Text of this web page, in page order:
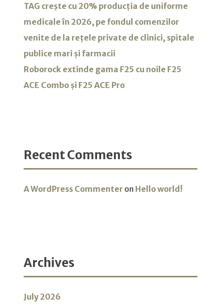
TAG crește cu 20% producția de uniforme
medicale în 2026, pe fondul comenzilor
venite de la rețele private de clinici, spitale
publice mari și farmacii
Roborock extinde gama F25 cu noile F25
ACE Combo și F25 ACE Pro
Recent Comments
A WordPress Commenter on Hello world!
Archives
July 2026